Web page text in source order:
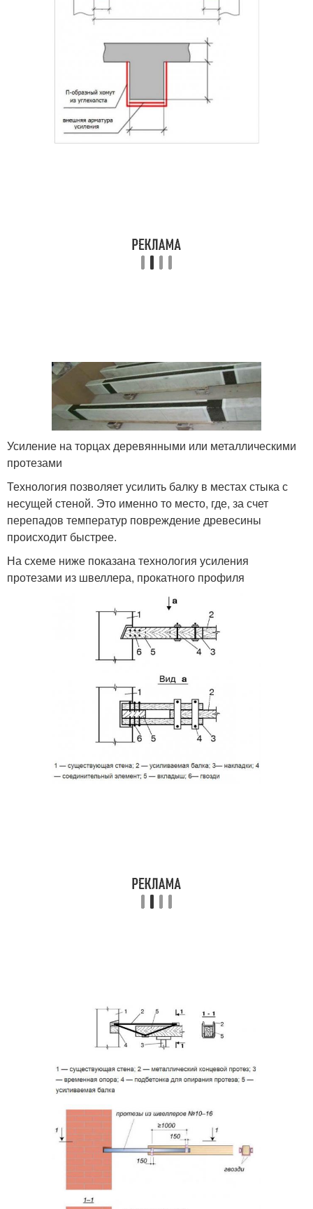
Усиление на торцах деревянными или металлическими
протезами
Технология позволяет усилить балку в местах стыка с
несущей стеной. Это именно то место, где, за счет
перепадов температур повреждение древесины
происходит быстрее.
На схеме ниже показана технология усиления
протезами из швеллера, прокатного профиля